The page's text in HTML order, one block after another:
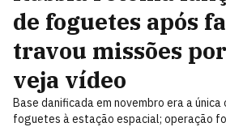
de foguetes após
travou missões
veja vídeo
Base danificada em novembro era a única
foguetes à estação espacial; operação